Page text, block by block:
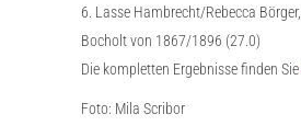
6. Lasse Hambrecht/Rebecca
Bocholt von 1867/1896 (27.0)
Die kompletten Ergebnisse finden Sie
Foto: Mila Scribor